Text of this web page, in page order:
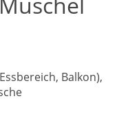
Balkon),